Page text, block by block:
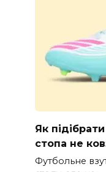
Як
стопа не
Футбольне